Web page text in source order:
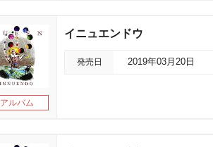
アルバム
イニュエンドウ
発売日 2019年03月20日